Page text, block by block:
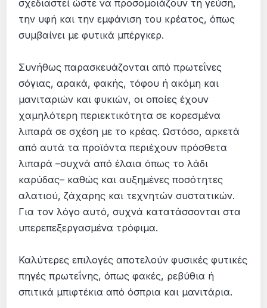
σχεδιαστεί ώστε να προσομοιάζουν τη γεύση,
την υφή και την εμφάνιση του κρέατος, όπως
συμβαίνει με φυτικά μπέργκερ.
Συνήθως παρασκευάζονται από πρωτεΐνες
σόγιας, αρακά, φακής, τόφου ή ακόμη και
μανιταριών και φυκιών, οι οποίες έχουν
χαμηλότερη περιεκτικότητα σε κορεσμένα
λιπαρά σε σχέση με το κρέας. Ωστόσο, αρκετά
από αυτά τα προϊόντα περιέχουν πρόσθετα
λιπαρά –συχνά από έλαια όπως το λάδι
καρύδας– καθώς και αυξημένες ποσότητες
αλατιού, ζάχαρης και τεχνητών συστατικών.
Για τον λόγο αυτό, συχνά κατατάσσονται στα
υπερεπεξεργασμένα τρόφιμα.
Καλύτερες επιλογές αποτελούν φυσικές φυτικές
πηγές πρωτεΐνης, όπως φακές, ρεβύθια ή
σπιτικά μπιφτέκια από όσπρια και μανιτάρια.